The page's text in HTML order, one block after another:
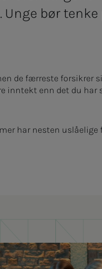
bør tenke
de færreste forsikrer
inntekt enn det du har
har nesten uslåelige